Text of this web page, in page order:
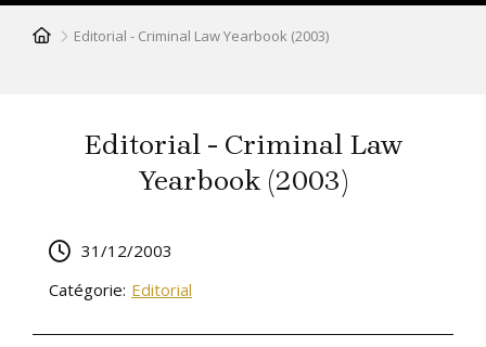
Breadcrumb
Editorial - Criminal Law Yearbook (2003)
Editorial - Criminal Law
Yearbook (2003)
31/12/2003
Catégorie: Editorial